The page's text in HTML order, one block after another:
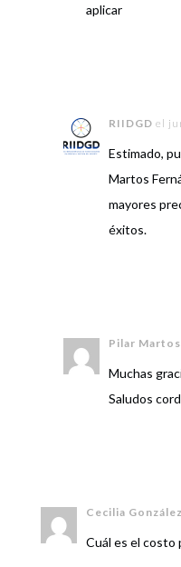
aplicar
RIIDGD el
Estimado,
Martos
mayores
éxitos.
Pilar Martos
Muchas
Saludos
Cecilia González
Cuál es el costo